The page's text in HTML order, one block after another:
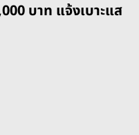
บาท แจ้งเบาะแส